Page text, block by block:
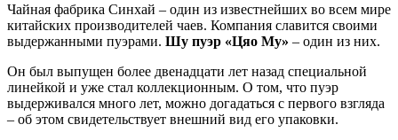
Чайная фабрика Синхай – один из известнейших во всем мире
китайских производителей чаев. Компания славится своими
выдержанными пуэрами. Шу пуэр «Цяо Му» – один из них.
Он был выпущен более двенадцати лет назад специальной
линейкой и уже стал коллекционным. О том, что пуэр
выдерживался много лет, можно догадаться с первого взгляда
– об этом свидетельствует внешний вид его упаковки.